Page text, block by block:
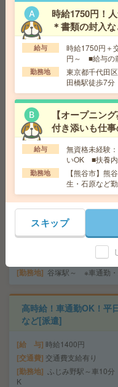
給 与
■扶養内OK ■日収1万800円
交通費 交通費全額支給
勤務地 【熊谷市】熊谷・籠
原など勤務地多数！
完全在宅＊時給1900円
ービス企業で営業事務[
給 与
時給1900円～2100
可能な速払いサービスあり
交通費 交通費支給あり
東京都千代田区 東
徒歩1分、東京メトロ半蔵門
給与即払いOK！高時給
作業[派遣]
交通費支給有り
勤務地 谷塚駅～ ※車通勤・
高時給！車通勤OK！平
など[派遣]
給 与 時給1400円
交通費 交通費支給有り
勤務地
ふじみ野駅～車10
K
時給1750円！
＊書類の封入
給与
時給1750円＋
円～ ■給与の
サービスあり
勤務地
東京都千代田
田橋駅徒歩7分
【オープニン
付き添いも仕
給与
無資格未経験
いOK ■扶養
上
勤務地
【熊谷市】熊
生・石原など
スキップ